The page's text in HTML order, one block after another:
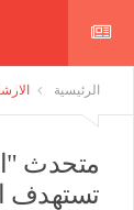
الرئيسية
متحدث